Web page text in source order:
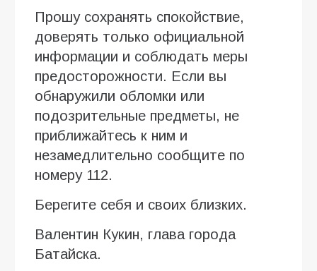
Прошу сохранять спокойствие,
доверять только официальной
информации и соблюдать меры
предосторожности. Если вы
обнаружили обломки или
подозрительные предметы, не
приближайтесь к ним и
незамедлительно сообщите по
номеру 112.
Берегите себя и своих близких.
Валентин Кукин, глава города
Батайска.